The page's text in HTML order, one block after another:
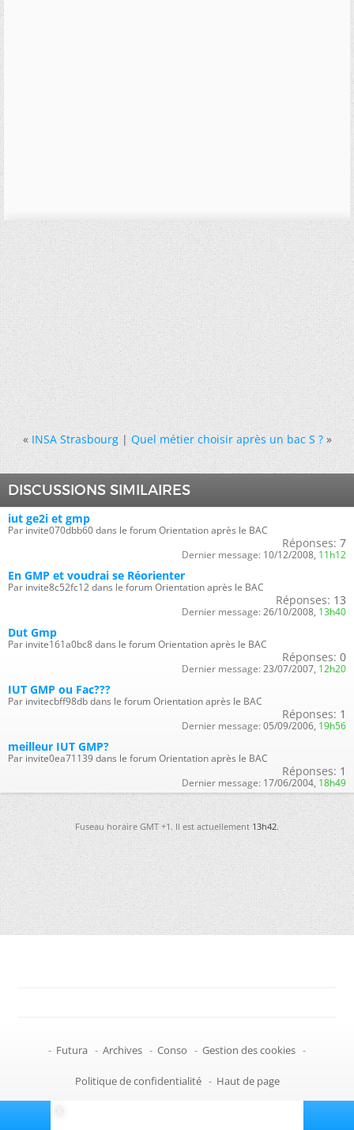
« INSA Strasbourg|Quel métier choisir après un bac S ? »
DISCUSSIONS SIMILAIRES
iut ge2i et gmp
Par invite070dbb60 dans le forum Orientation après le BAC
Réponses: 7
Dernier message: 10/12/2008, 11h12
En GMP et voudrai se Réorienter
Par invite8c52fc12 dans le forum Orientation après le BAC
Réponses: 13
Dernier message: 26/10/2008, 13h40
Dut Gmp
Par invite161a0bc8 dans le forum Orientation après le BAC
Réponses: 0
Dernier message: 23/07/2007, 12h20
IUT GMP ou Fac???
Par invitecbff98db dans le forum Orientation après le BAC
Réponses: 1
Dernier message: 05/09/2006, 19h56
meilleur IUT GMP?
Par invite0ea71139 dans le forum Orientation après le BAC
Réponses: 1
Dernier message: 17/06/2004, 18h49
Fuseau horaire GMT +1. Il est actuellement13h42.
- Futura - Archives - Conso - Gestion des cookies -
Politique de confidentialité - Haut de page